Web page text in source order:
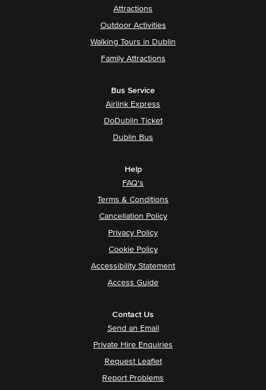
Attractions
Outdoor Activities
Walking Tours in Dublin
Family Attractions
Bus Service
Airlink Express
DoDublin Ticket
Dublin Bus
Help
FAQ's
Terms & Conditions
Cancellation Policy
Privacy Policy
Cookie Policy
Accessibility Statement
Access Guide
Contact Us
Send an Email
Private Hire Enquiries
Request Leaflet
Report Problems